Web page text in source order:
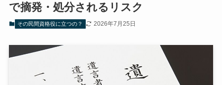
で摘発・処分されるリスク
その民間資格役に立つの？ 2026年7月25日